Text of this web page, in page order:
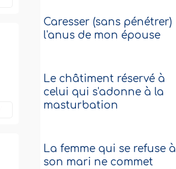
Caresser (sans pénétrer)
l'anus de mon épouse
Le châtiment réservé à
celui qui s'adonne à la
masturbation
La femme qui se refuse à
son mari ne commet